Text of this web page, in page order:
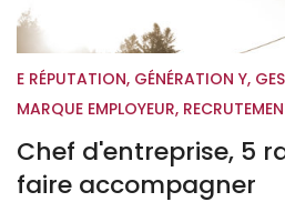
E RÉPUTATION, GÉNÉRATION Y,
MARQUE EMPLOYEUR,
Chef d'entreprise, 5
faire accompagner